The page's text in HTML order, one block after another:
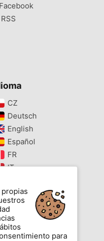
Facebook
RSS
CZ‎
Deutsch‎
English‎
Español‎
FR‎
IT‎
PL‎
PT‎
para